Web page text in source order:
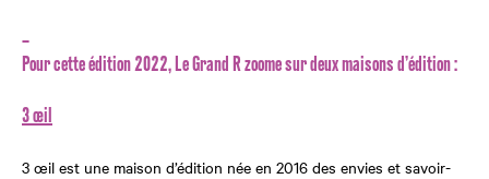
–
Pour cette édition 2022, Le Grand R zoome sur deux maisons d’édition :
3 œil
3 œil est une maison d’édition née en 2016 des envies et savoir-